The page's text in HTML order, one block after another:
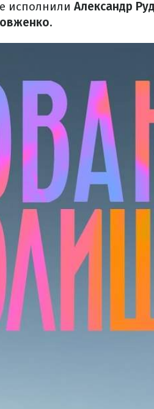
исполнили Александр
.